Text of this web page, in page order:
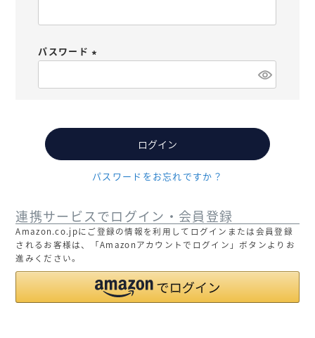
必
)
パスワード
必
)
ログイン
パスワードをお忘れですか？
連携サービスでログイン・会員登録
Amazon.co.jpにご登録の情報を利用してログインまたは会員登録
されるお客様は、「Amazonアカウントでログイン」ボタンよりお
進みください。